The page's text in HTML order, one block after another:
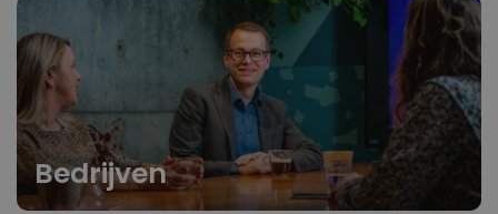
Bedrijven